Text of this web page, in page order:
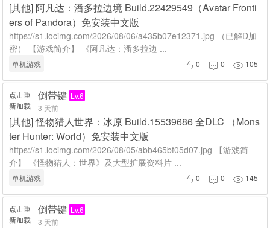
[其他] 阿凡达：潘多拉边境 Build.22429549（Avatar Fronti
ers of Pandora）免安装中文版
https://s1.locimg.com/2026/08/06/a435b07e12371.jpg （已解D加
密） 【游戏简介】 《阿凡达：潘多拉边 ...
单机游戏  0  0  105
点击重
新加载
倒带键 Lv.6
3 天前
[其他]怪物猎人世界：冰原 Build.15539686 全DLC （Mons
ter Hunter: World）免安装中文版
https://s1.locimg.com/2026/08/05/abb465bf05d07.jpg 【游戏简
介】 《怪物猎人：世界》及大型扩展资料片 ...
单机游戏  0  0  145
点击重
新加载
倒带键 Lv.6
3 天前